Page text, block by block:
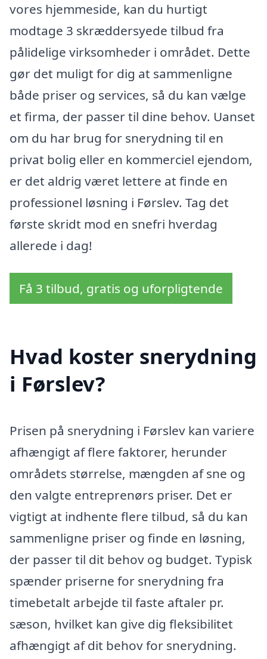
vores hjemmeside, kan du hurtigt
modtage 3 skræddersyede tilbud fra
pålidelige virksomheder i området. Dette
gør det muligt for dig at sammenligne
både priser og services, så du kan vælge
et firma, der passer til dine behov. Uanset
om du har brug for snerydning til en
privat bolig eller en kommerciel ejendom,
er det aldrig været lettere at finde en
professionel løsning i Førslev. Tag det
første skridt mod en snefri hverdag
allerede i dag!
Få 3 tilbud, gratis og uforpligtende
Hvad koster snerydning
i Førslev?
Prisen på snerydning i Førslev kan variere
afhængigt af flere faktorer, herunder
områdets størrelse, mængden af sne og
den valgte entreprenørs priser. Det er
vigtigt at indhente flere tilbud, så du kan
sammenligne priser og finde en løsning,
der passer til dit behov og budget. Typisk
spænder priserne for snerydning fra
timebetalt arbejde til faste aftaler pr.
sæson, hvilket kan give dig fleksibilitet
afhængigt af dit behov for snerydning.